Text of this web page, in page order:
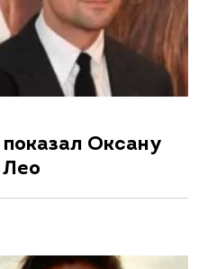
Оксану